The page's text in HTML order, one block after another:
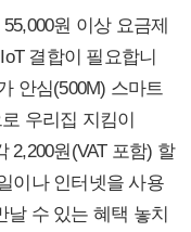
원 이상 요금제
결합이 필요합니
안심(500M) 스마트
우리집 지킴이
2,200원(VAT 포함) 할
이나 인터넷을 사용
수 있는 혜택 놓치